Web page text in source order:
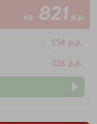
va 821 p.p.
554 p.p.
328 p.p.